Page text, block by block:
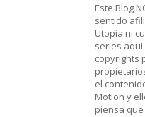
Este Blog
sentido
Utopia ni
series
copyrights
el
Motion y
piensa